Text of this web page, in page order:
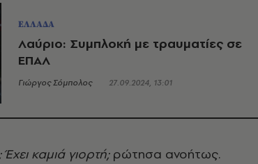
ΕΛΛΑΔΑ
Λαύριο: Συμπλοκή με τραυματίες σε
ΕΠΑΛ
Γιώργος Σόμπολος 27.09.2024, 13:01
Έχει καμιά γιορτή;ρώτησα ανοήτως.